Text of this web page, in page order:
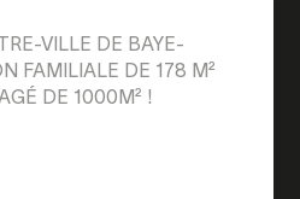
VILLE DE BAYE-
FAMILIALE DE 178 M²
DE 1000M² !